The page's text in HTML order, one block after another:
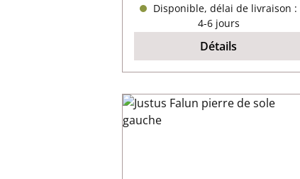
Disponible, délai de livraison :
4-6 jours
Détails